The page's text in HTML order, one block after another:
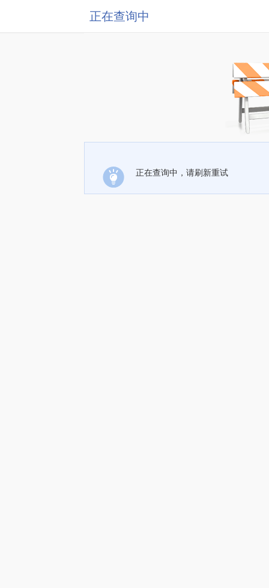
正在查询中
正在查询中，请刷新重试